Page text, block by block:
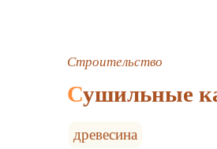
Строительство
Сушильные
древесина